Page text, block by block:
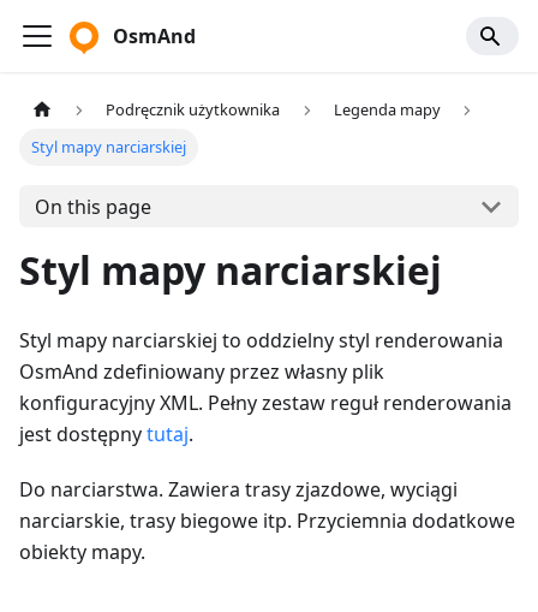
OsmAnd
Podręcznik użytkownika
Legenda mapy
Styl mapy narciarskiej
On this page
Styl mapy narciarskiej
Styl mapy narciarskiej to oddzielny styl renderowania
OsmAnd zdefiniowany przez własny plik
konfiguracyjny XML. Pełny zestaw reguł renderowania
jest dostępnytutaj.
Do narciarstwa. Zawiera trasy zjazdowe, wyciągi
narciarskie, trasy biegowe itp. Przyciemnia dodatkowe
obiekty mapy.